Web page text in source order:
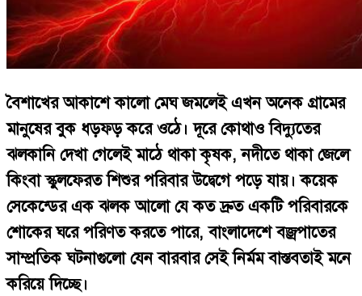
বৈশাখের আকাশে কালো মেঘ জমলেই এখন অনেক গ্রামের
মানুষের বুক ধড়ফড় করে ওঠে। দূরে কোথাও বিদ্যুতের
ঝলকানি দেখা গেলেই মাঠে থাকা কৃষক, নদীতে থাকা জেলে
কিংবা স্কুলফেরত শিশুর পরিবার উদ্বেগে পড়ে যায়। কয়েক
সেকেন্ডের এক ঝলক আলো যে কত দ্রুত একটি পরিবারকে
শোকের ঘরে পরিণত করতে পারে, বাংলাদেশে বজ্রপাতের
সাম্প্রতিক ঘটনাগুলো যেন বারবার সেই নির্মম বাস্তবতাই মনে
করিয়ে দিচ্ছে।